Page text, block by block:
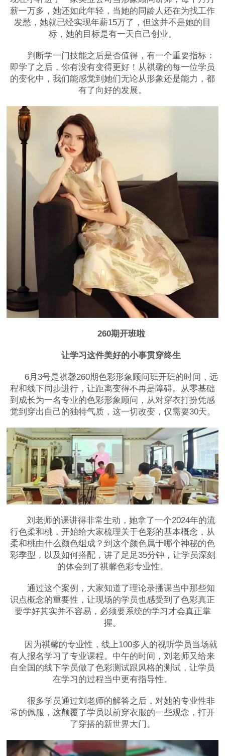
薪一万多，她还如此年轻，当她的同龄人还在为找工作
发愁，她就已经实现年薪15万了，但这并不是她的目
标，她的目标是有一天自己创业。
判断学一门技能之后是否值得，有一个重要指标：
即学了之后，你有没有变得更好！从祺馨的每一位学员
的变化中，我们能感觉到她们无论从形象还是能力，都
有了向好的发展。
260期开班啦
让学习这件美好的小事贯穿终生
6月3号是祺馨260期色彩形象顾问班开班的时间，远
程和线下同步进行，让距离变得不再是障碍。从零基础
到成长为一名专业的色彩形象顾问，从对穿衣打扮凭感
觉到穿出自己的独特气质，这一切改变，仅需要30天。
刘老师的课讲得非常生动，她拿了一个2024年的流
行色柔和桃，开始给大家梳理关于色彩的基本概念，从
柔和桃由什么颜色组成？到这个颜色属于哪个神秘的色
彩季型，以及如何搭配，讲了足足35分钟，让学员深刻
的体会到了祺馨色彩专业性。
通过这个案例，大家知道了理论录播课当中那些知
识点概念的重要性，让现场的学员也感受到了色彩真正
要学好其实并不容易，必须要系统的学习才会真正掌
握。
因为祺馨的专业性，线上100多人的视听学员当场就
有人报名学习了专业课程。中午的时间，刘老师又给来
自全国的线下学员做了色彩测试跟风格的测试，让学员
在学习的过程当中更有指导性。
很多学员通过刘老师的解答之后，对她的专业性非
常的佩服，这颠覆了学员以前穿衣服的一些观念，打开
了穿搭的新世界大门。